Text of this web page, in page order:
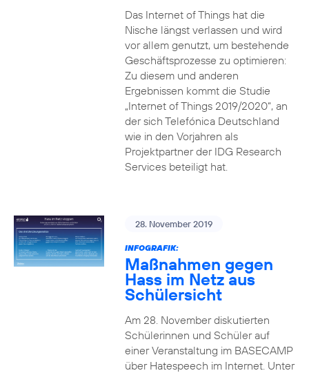
Das Internet of Things hat die
Nische längst verlassen und wird
vor allem genutzt, um bestehende
Geschäftsprozesse zu optimieren:
Zu diesem und anderen
Ergebnissen kommt die Studie
„Internet of Things 2019/2020“, an
der sich Telefónica Deutschland
wie in den Vorjahren als
Projektpartner der IDG Research
Services beteiligt hat.
28. November 2019
INFOGRAFIK:
Maßnahmen gegen
Hass im Netz aus
Schülersicht
Am 28. November diskutierten
Schülerinnen und Schüler auf
einer Veranstaltung im BASECAMP
über Hatespeech im Internet. Unter